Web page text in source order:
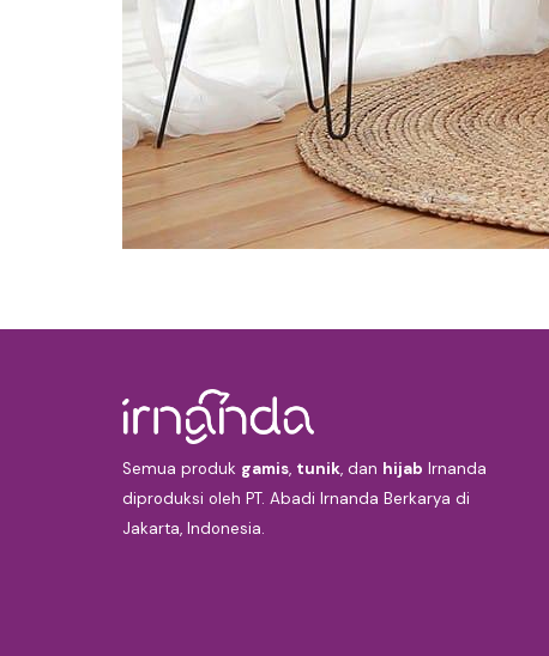
Semua produk gamis, tunik, dan hijab Irnanda
diproduksi oleh PT. Abadi Irnanda Berkarya di
Jakarta, Indonesia.